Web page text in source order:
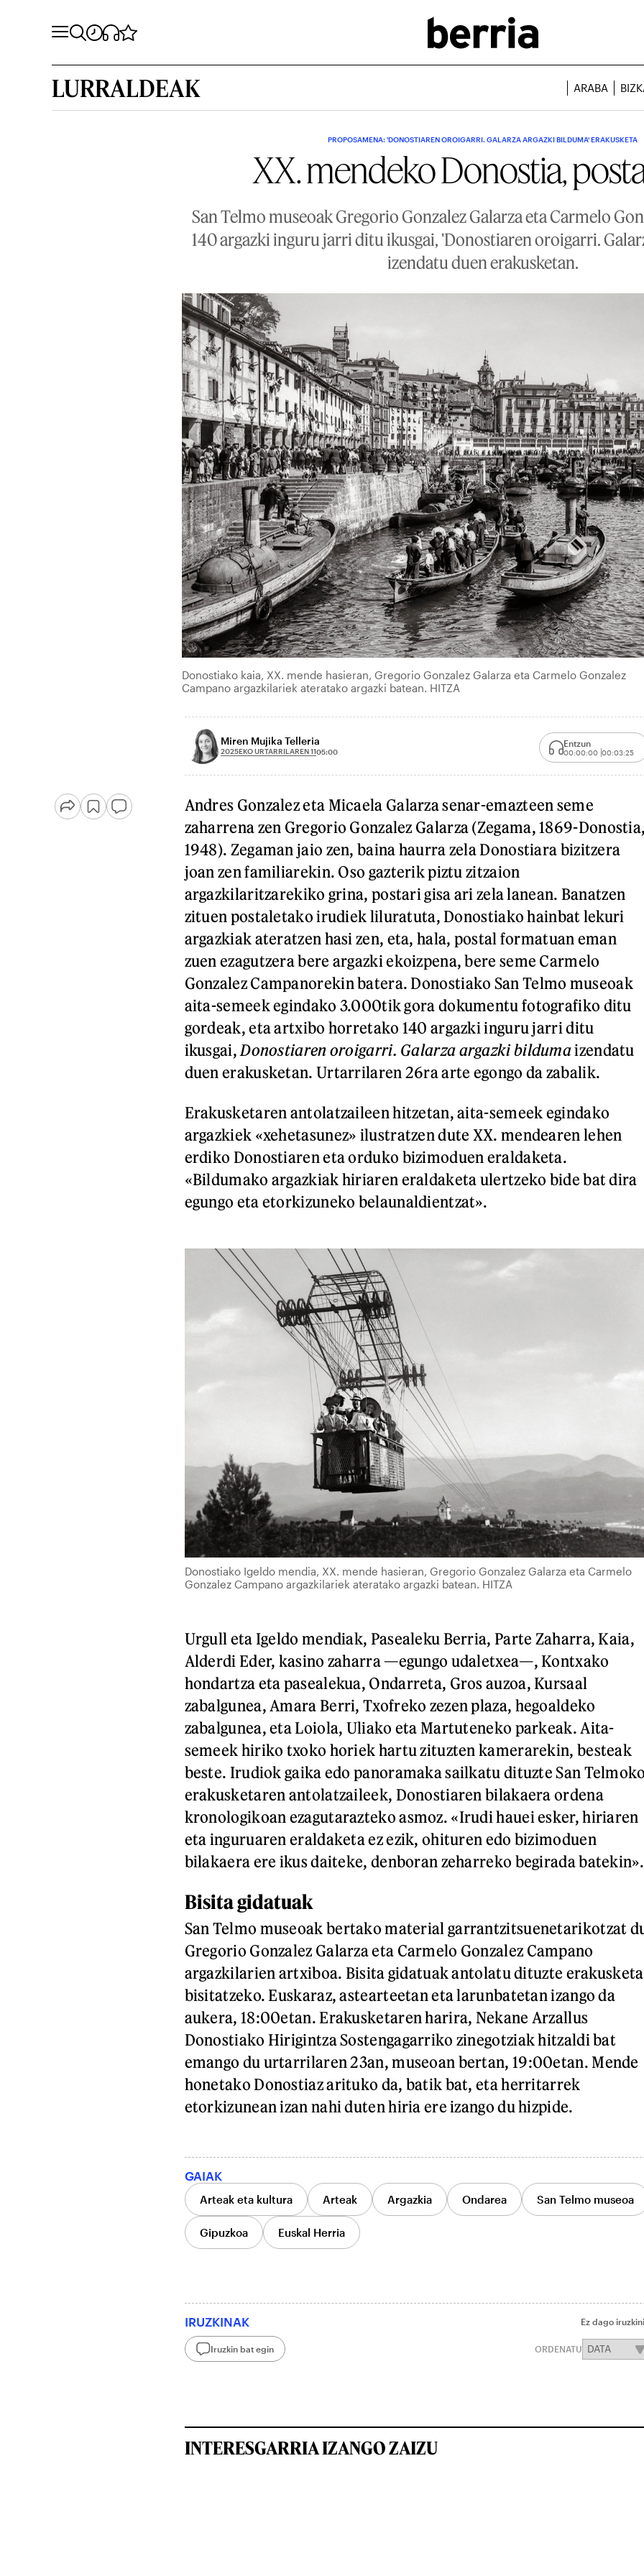
LURRALDEAK ARABA
PROPOSAMENA: 'DONOSTIAREN OROIGARRI. GALARZA ARGAZKI BILDUMA' ERAKUSKETA
XX. mendeko Donostia,
San Telmo museoak Gregorio Gonzalez Galarza eta Carmelo
140 argazki inguru jarri ditu ikusgai, 'Donostiaren oroigarri.
izendatu duen erakusketan.
Donostiako kaia, XX. mende hasieran, Gregorio Gonzalez Galarza eta Carmelo Gonzalez
Campano argazkilariek ateratako argazki batean. HITZA
Miren Mujika Telleria
2025EKO URTARRILAREN 1105:00
Entzun
00:00:00 00:03:25
Andres Gonzalez eta Micaela Galarza senar-emazteen seme
zaharrena zen Gregorio Gonzalez Galarza (Zegama, 1869-
1948). Zegaman jaio zen, baina haurra zela Donostiara bizitzera
joan zen familiarekin. Oso gazterik piztu zitzaion
argazkilaritzarekiko grina, postari gisa ari zela lanean. Banatzen
zituen postaletako irudiek liluratuta, Donostiako hainbat lekuri
argazkiak ateratzen hasi zen, eta, hala, postal formatuan eman
zuen ezagutzera bere argazki ekoizpena, bere seme Carmelo
Gonzalez Campanorekin batera. Donostiako San Telmo museoak
aita-semeek egindako 3.000tik gora dokumentu fotografiko ditu
gordeak, eta artxibo horretako 140 argazki inguru jarri ditu
ikusgai, Donostiaren oroigarri. Galarza argazki bildumaizendatu
duen erakusketan. Urtarrilaren 26ra arte egongo da zabalik.
Erakusketaren antolatzaileen hitzetan, aita-semeek egindako
argazkiek «xehetasunez» ilustratzen dute XX. mendearen lehen
erdiko Donostiaren eta orduko bizimoduen eraldaketa.
«Bildumako argazkiak hiriaren eraldaketa ulertzeko bide bat dira
egungo eta etorkizuneko belaunaldientzat».
Donostiako Igeldo mendia, XX. mende hasieran, Gregorio Gonzalez Galarza eta Carmelo
Gonzalez Campano argazkilariek ateratako argazki batean. HITZA
Urgull eta Igeldo mendiak, Pasealeku Berria, Parte Zaharra, Kaia,
Alderdi Eder, kasino zaharra —egungo udaletxea—, Kontxako
hondartza eta pasealekua, Ondarreta, Gros auzoa, Kursaal
zabalgunea, Amara Berri, Txofreko zezen plaza, hegoaldeko
zabalgunea, eta Loiola, Uliako eta Martuteneko parkeak. Aita-
semeek hiriko txoko horiek hartu zituzten kamerarekin, besteak
beste. Irudiok gaika edo panoramaka sailkatu dituzte San
erakusketaren antolatzaileek, Donostiaren bilakaera ordena
kronologikoan ezagutarazteko asmoz. «Irudi hauei esker, hiriaren
eta inguruaren eraldaketa ez ezik, ohituren edo bizimoduen
bilakaera ere ikus daiteke, denboran zeharreko begirada batekin».
Bisita gidatuak
San Telmo museoak bertako material garrantzitsuenetarikotzat
Gregorio Gonzalez Galarza eta Carmelo Gonzalez Campano
argazkilarien artxiboa. Bisita gidatuak antolatu dituzte erakusketa
bisitatzeko. Euskaraz, astearteetan eta larunbatetan izango da
aukera, 18:00etan. Erakusketaren harira, Nekane Arzallus
Donostiako Hirigintza Sostengagarriko zinegotziak hitzaldi bat
emango du urtarrilaren 23an, museoan bertan, 19:00etan. Mende
honetako Donostiaz arituko da, batik bat, eta herritarrek
etorkizunean izan nahi duten hiria ere izango du hizpide.
GAIAK
Arteak eta kultura Arteak Argazkia Ondarea San Telmo museoa
Gipuzkoa Euskal Herria
IRUZKINAK Ez dago
Iruzkin bat egin ORDENATU
INTERESGARRIA IZANGO ZAIZU